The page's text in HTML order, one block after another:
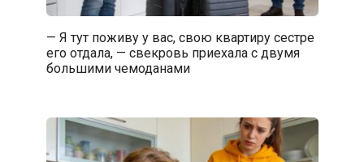
— Я тут поживу у вас, свою квартиру сестре
его отдала, — свекровь приехала с двумя
большими чемоданами